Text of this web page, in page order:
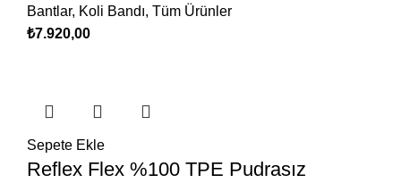
Bantlar, Koli Bandı, Tüm Ürünler
₺7.920,00
Sepete Ekle
Reflex Flex %100 TPE Pudrasız